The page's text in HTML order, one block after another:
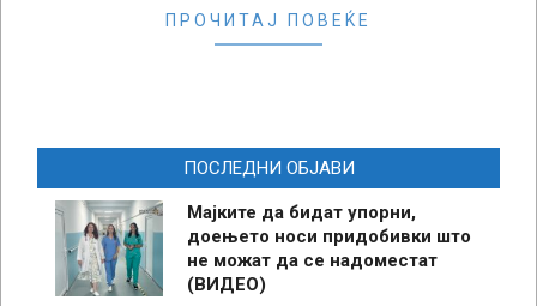
ПРОЧИТАЈ ПОВЕЌЕ
ПОСЛЕДНИ ОБЈАВИ
Мајките да бидат упорни,
доењето носи придобивки што
не можат да се надоместат
(ВИДЕО)